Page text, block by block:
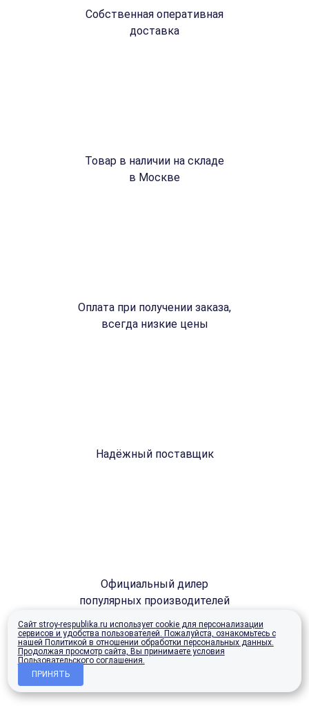
Собственная оперативная
доставка
Товар в наличии на складе
в Москве
Оплата при получении заказа,
всегда низкие цены
Надёжный поставщик
Официальный дилер
популярных производителей
Сайт stroy-respublika.ru использует cookie для персонализации
сервисов и удобства пользователей. Пожалуйста, ознакомьтесь с
нашей Политикой в отношении обработки персональных данных.
Продолжая просмотр сайта, Вы принимаете условия
Пользовательского соглашения.
ПРИНЯТЬ